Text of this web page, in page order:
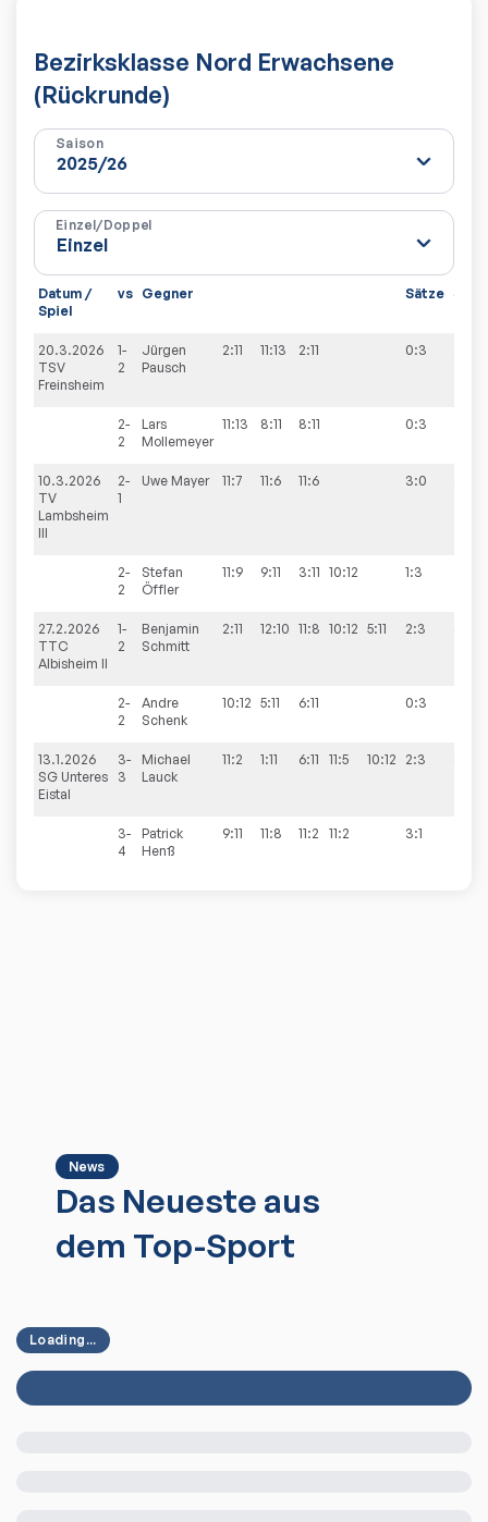
Bezirksklasse Nord Erwachsene
(Rückrunde)
Saison
Einzel/Doppel
Datum /
Spiel
vs Gegner Sätze
20.3.2026
TSV
Freinsheim
1-
2
Jürgen
Pausch
2:11 11:13 2:11 0:3
2-
2
Lars
Mollemeyer
11:13 8:11 8:11 0:3
10.3.2026
TV
Lambsheim
III
2-
1
Uwe Mayer 11:7 11:6 11:6 3:0
2-
2
Stefan
Öffler
11:9 9:11 3:11 10:12 1:3
27.2.2026
TTC
Albisheim II
1-
2
Benjamin
Schmitt
2:11 12:10 11:8 10:12 5:11 2:3
2-
2
Andre
Schenk
10:12 5:11 6:11 0:3
13.1.2026
SG Unteres
Eistal
3-
3
Michael
Lauck
11:2 1:11 6:11 11:5 10:12 2:3
3-
4
Patrick
Henß
9:11 11:8 11:2 11:2 3:1
News
Das Neueste aus
dem Top-Sport
Loading...